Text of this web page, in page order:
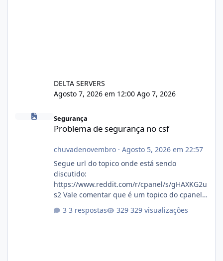
DELTA SERVERS
Agosto 7, 2026 em 12:00 Ago 7, 2026
Segurança
Problema de segurança no csf
chuvadenovembro· Agosto 5, 2026 em 22:57
Segue url do topico onde está sendo
discutido:
https://www.reddit.com/r/cpanel/s/gHAXKG2u
s2 Vale comentar que é um topico do cpanel...
3 respostas 329 visualizações